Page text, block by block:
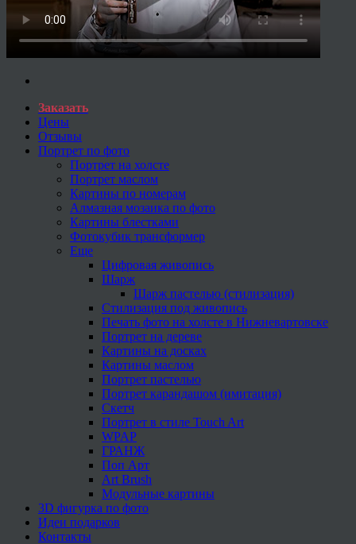
Заказать
Цены
Отзывы
Портрет по фото
Портрет на холсте
Портрет маслом
Картины по номерам
Алмазная мозаика по фото
Картины блестками
Фотокубик трансформер
Еще
Цифровая живопись
Шарж
Шарж пастелью (стилизация)
Стилизация под живопись
Печать фото на холсте в Нижневартовске
Портрет на дереве
Картины на досках
Картины маслом
Портрет пастелью
Портрет карандашом (имитация)
Скетч
Портрет в стиле Touch Art
WPAP
ГРАНЖ
Поп Арт
Art Brush
Модульные картины
3D фигурка по фото
Идеи подарков
Контакты